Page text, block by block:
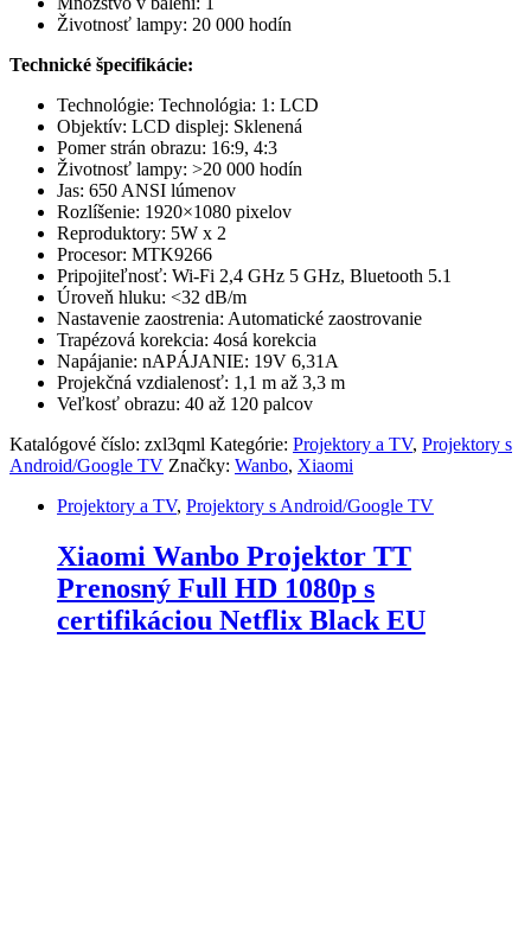
Životnosť lampy: 20 000 hodín
Technické špecifikácie:
Technológie: Technológia: 1: LCD
Objektív: LCD displej: Sklenená
Pomer strán obrazu: 16:9, 4:3
Životnosť lampy: >20 000 hodín
Jas: 650 ANSI lúmenov
Rozlíšenie: 1920×1080 pixelov
Reproduktory: 5W x 2
Procesor: MTK9266
Pripojiteľnosť: Wi-Fi 2,4 GHz 5 GHz, Bluetooth 5.1
Úroveň hluku: <32 dB/m
Nastavenie zaostrenia: Automatické zaostrovanie
Trapézová korekcia: 4osá korekcia
Napájanie: nAPÁJANIE: 19V 6,31A
Projekčná vzdialenosť: 1,1 m až 3,3 m
Veľkosť obrazu: 40 až 120 palcov
Katalógové číslo: zxl3qml Kategórie: Projektory a TV, Projektory s
Android/Google TV Značky: Wanbo, Xiaomi
Projektory a TV, Projektory s Android/Google TV
Xiaomi Wanbo Projektor TT
Prenosný Full HD 1080p s
certifikáciou Netflix Black EU